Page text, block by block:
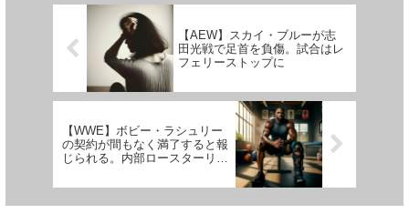
本当に大変です。多くのプロレス
スルマニア42ではなく、Bac...
【AEW】スカイ・ブルーが志
田光戦で足首を負傷。試合はレ
フェリーストップに
【WWE】ボビー・ラシュリー
の契約が間もなく満了すると報
じられる。内部ロースターリス